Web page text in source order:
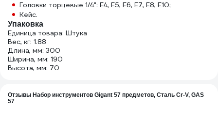
Головки торцевые 1/4": E4, E5, E6, E7, E8, E10;
Кейс.
Упаковка
Единица товара: Штука
Вес, кг: 1.88
Длина, мм: 300
Ширина, мм: 190
Высота, мм: 70
Отзывы Набор инструментов Gigant 57 предметов, Сталь Cr-V, GAS
57